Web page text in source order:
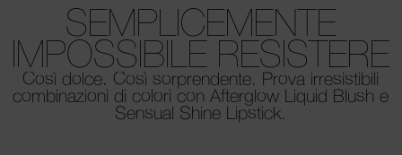
SEMPLICEMENTE
IMPOSSIBILE RESISTERE
Così dolce. Così sorprendente. Prova irresistibili
combinazioni di colori con Afterglow Liquid Blush e
Sensual Shine Lipstick.